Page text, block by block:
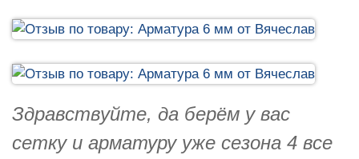
Здравствуйте, да берём у вас
сетку и арматуру уже сезона 4 все